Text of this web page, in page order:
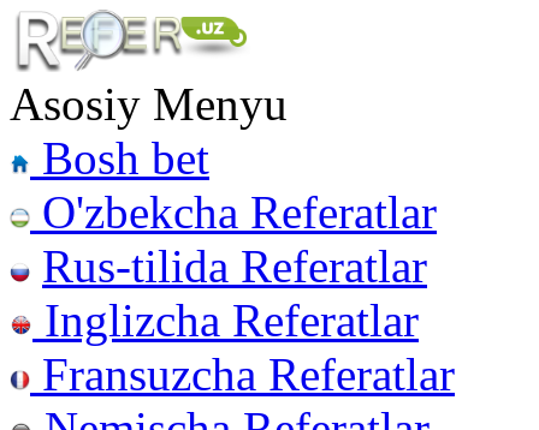
Asosiy Menyu
Bosh bet
O'zbekcha Referatlar
Rus-tilida Referatlar
Inglizcha Referatlar
Fransuzcha Referatlar